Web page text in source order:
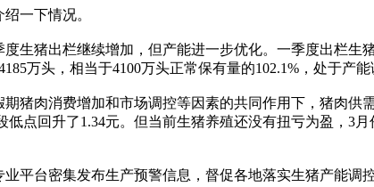
一下情况。
生猪出栏继续增加，但产能进一步优化。一季度出栏生
万头，相当于4100万头正常保有量的102.1%，处于产能
猪肉消费增加和市场调控等因素的共同作用下，猪肉供
点回升了1.34元。但当前生猪养殖还没有扭亏为盈，3
平台密集发布生产预警信息，督促各地落实生猪产能调